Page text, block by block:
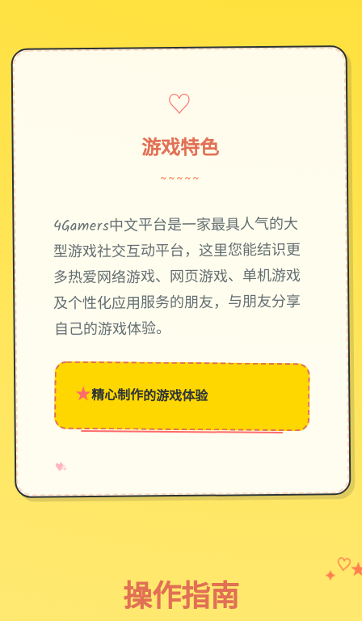
♡
游戏特色
~~~~~
4Gamers中文平台是一家最具人气的大
型游戏社交互动平台，这里您能结识更
多热爱网络游戏、网页游戏、单机游戏
及个性化应用服务的朋友，与朋友分享
自己的游戏体验。
★精心制作的游戏体验
♥
✧
→
操作指南
✦♡